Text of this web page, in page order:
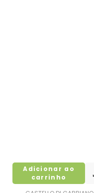
Adicionar ao
carrinho